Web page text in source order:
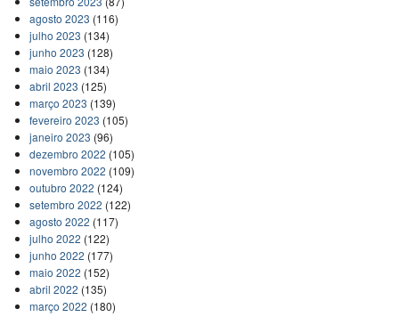
agosto 2023 (116)
julho 2023 (134)
junho 2023 (128)
maio 2023 (134)
abril 2023 (125)
março 2023 (139)
fevereiro 2023 (105)
janeiro 2023 (96)
dezembro 2022 (105)
novembro 2022 (109)
outubro 2022 (124)
setembro 2022 (122)
agosto 2022 (117)
julho 2022 (122)
junho 2022 (177)
maio 2022 (152)
abril 2022 (135)
março 2022 (180)